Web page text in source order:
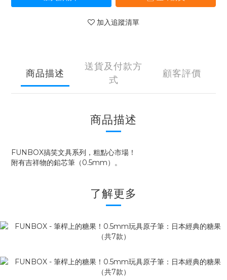
加入追蹤清單
商品描述
送貨及付款方
式
顧客評價
商品描述
FUNBOX搞笑文具系列，粗點心市場！
附有吉祥物的鉛芯筆（0.5mm）。
了解更多